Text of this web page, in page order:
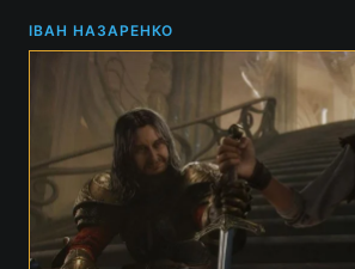
ІВАН НАЗАРЕНКО